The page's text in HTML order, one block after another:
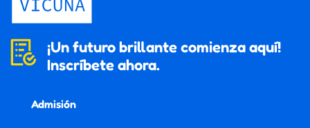
¡Un futuro brillante comienza aquí!
Inscríbete ahora.
Admisión